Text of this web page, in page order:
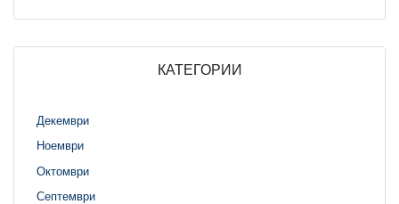
КАТЕГОРИИ
Декември
Ноември
Октомври
Септември